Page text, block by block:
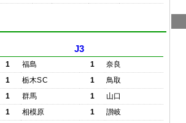
J3
1 福島 1
奈良
1
栃木SC 1
鳥取
1
群馬 1
山口
1
相模原 1
讃岐